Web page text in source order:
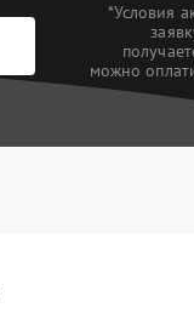
*Условия
можно